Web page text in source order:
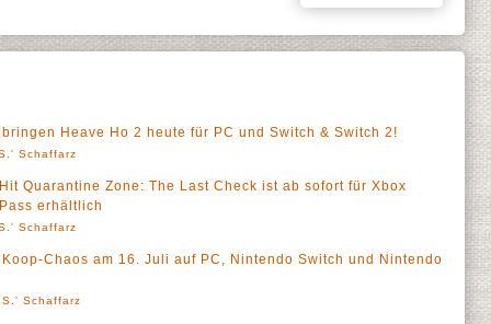
Heave Ho 2 heute für PC und Switch & Switch 2!
Schaffarz
Quarantine Zone: The Last Check ist ab sofort für Xbox
erhältlich
Schaffarz
Chaos am 16. Juli auf PC, Nintendo Switch und Nintendo
S.' Schaffarz